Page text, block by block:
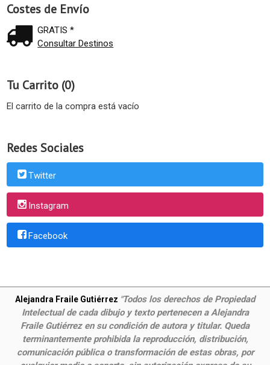
Costes de Envío
GRATIS *
Consultar Destinos
Tu Carrito (0)
El carrito de la compra está vacío
Redes Sociales
Twitter
Instagram
Facebook
Alejandra Fraile Gutiérrez "Todos los derechos de Propiedad
Intelectual de cada dibujo y texto pertenecen a Alejandra
Fraile Gutiérrez en su condición de autora y titular. Queda
terminantemente prohibida la reproducción, distribución,
comunicación pública o transformación de estas obras, por